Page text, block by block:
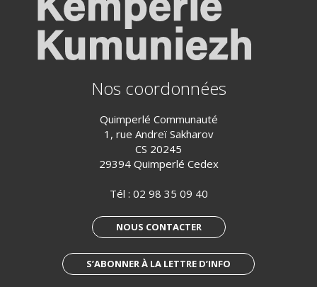
Nos coordonnées
Quimperlé Communauté
1, rue Andreï Sakharov
CS 20245
29394 Quimperlé Cedex
Tél : 02 98 35 09 40
NOUS CONTACTER
S’ABONNER À LA LETTRE D’INFO